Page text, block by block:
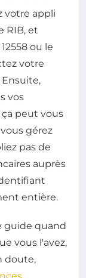
votre appli
RIB, et
ou le
votre
vos
peut vous
gérez
pas de
auprès
entière.
guide quand
vous l'avez,
doute,